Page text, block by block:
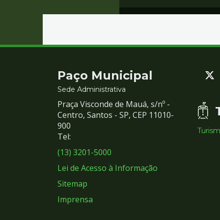
Contato
e
Redes
Sociais
Paço Municipal
Sede Administrativa
Praça Visconde de Mauá, s/nº -
Centro, Santos - SP, CEP 11010-
900
Tel:
(13) 3201-5000
Lei de Acesso à Informação
Sitemap
Imprensa